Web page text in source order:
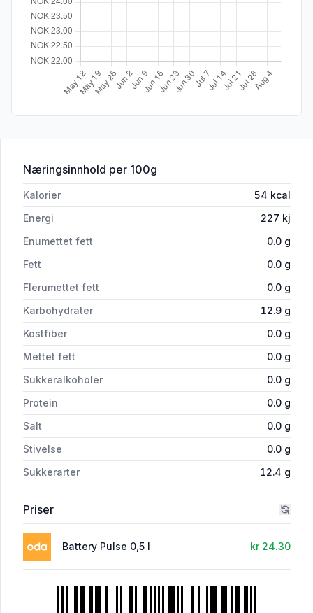
Næringsinnhold for 'Battery Pulse 0,5l boks'
per 100g
Kalorier 54 kcal
Energi
227 kj
Enumettet fett
0.0 g
Fett
0.0 g
Flerumettet fett
0.0 g
Karbohydrater
12.9 g
Kostfiber
0.0 g
Mettet fett
0.0 g
Sukkeralkoholer
0.0 g
Protein
0.0 g
Salt
0.0 g
Stivelse
0.0 g
Sukkerarter
12.4 g
Priser
Battery Pulse 0,5 l kr 24.30